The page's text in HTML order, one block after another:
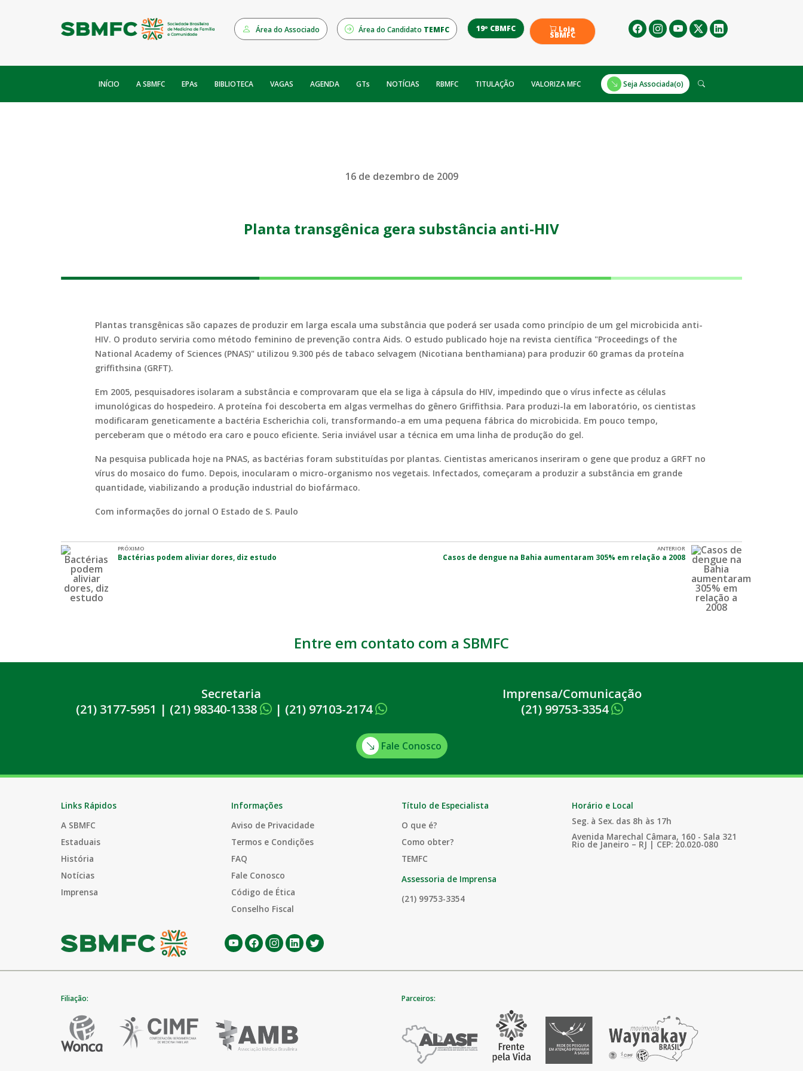
Área do Associado Área do Candidato TEMFC 19º CBMFC Loja
SBMFC
INÍCIO A SBMFC EPAs BIBLIOTECA VAGAS AGENDA GTs NOTÍCIAS RBMFC TITULAÇÃO VALORIZA MFC Seja Associada(o)
16 de dezembro de 2009
Planta transgênica gera substância anti-HIV
Plantas transgênicas são capazes de produzir em larga escala uma substância que poderá ser usada como princípio de um gel microbicida anti-
HIV. O produto serviria como método feminino de prevenção contra Aids. O estudo publicado hoje na revista científica "Proceedings of the
National Academy of Sciences (PNAS)" utilizou 9.300 pés de tabaco selvagem (Nicotiana benthamiana) para produzir 60 gramas da proteína
griffithsina (GRFT).
Em 2005, pesquisadores isolaram a substância e comprovaram que ela se liga à cápsula do HIV, impedindo que o vírus infecte as células
imunológicas do hospedeiro. A proteína foi descoberta em algas vermelhas do gênero Griffithsia. Para produzi-la em laboratório, os cientistas
modificaram geneticamente a bactéria Escherichia coli, transformando-a em uma pequena fábrica do microbicida. Em pouco tempo,
perceberam que o método era caro e pouco eficiente. Seria inviável usar a técnica em uma linha de produção do gel.
Na pesquisa publicada hoje na PNAS, as bactérias foram substituídas por plantas. Cientistas americanos inseriram o gene que produz a GRFT no
vírus do mosaico do fumo. Depois, inocularam o micro-organismo nos vegetais. Infectados, começaram a produzir a substância em grande
quantidade, viabilizando a produção industrial do biofármaco.
Com informações do jornal O Estado de S. Paulo
PRÓXIMO
Bactérias podem aliviar dores, diz estudo
ANTERIOR
Casos de dengue na Bahia aumentaram 305% em relação a 2008
Entre em contato com a SBMFC
Secretaria
(21) 3177-5951 | (21) 98340-1338 | (21) 97103-2174
Imprensa/Comunicação
(21) 99753-3354
Fale Conosco
Links Rápidos
A SBMFC
Estaduais
História
Notícias
Imprensa
Informações
Aviso de Privacidade
Termos e Condições
FAQ
Fale Conosco
Código de Ética
Conselho Fiscal
Título de Especialista
O que é?
Como obter?
TEMFC
Assessoria de Imprensa
(21) 99753-3354
Horário e Local
Seg. à Sex. das 8h às 17h
Avenida Marechal Câmara, 160 - Sala 321
Rio de Janeiro – RJ | CEP: 20.020-080
Filiação: Parceiros: